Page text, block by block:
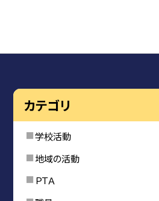
カテゴリ
学校活動
地域の活動
ＰＴＡ